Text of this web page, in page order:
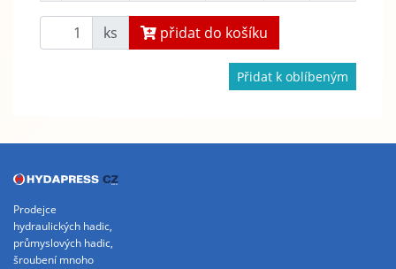
ks přidat do košíku
Přidat k oblíbeným
Prodejce
hydraulických hadic,
průmyslových hadic,
šroubení mnoho